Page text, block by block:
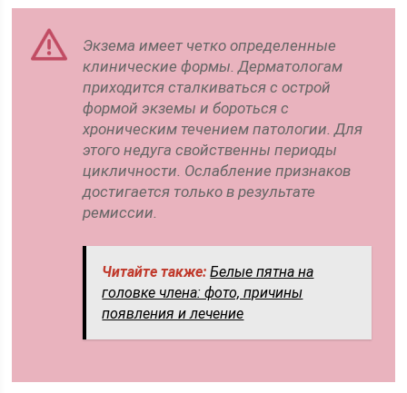
Экзема имеет четко определенные
клинические формы. Дерматологам
приходится сталкиваться с острой
формой экземы и бороться с
хроническим течением патологии. Для
этого недуга свойственны периоды
цикличности. Ослабление признаков
достигается только в результате
ремиссии.
Читайте также: Белые пятна на
головке члена: фото, причины
появления и лечение